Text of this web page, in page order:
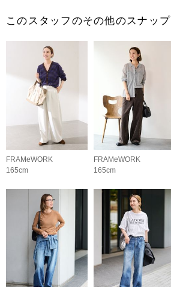
このスタッフのその他のスナップ
FRAMeWORK
165cm
FRAMeWORK
165cm